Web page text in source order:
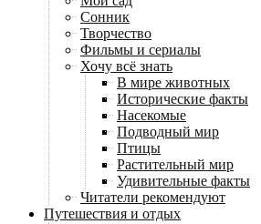
Сонник
Творчество
Фильмы и сериалы
Хочу всё знать
В мире животных
Исторические факты
Насекомые
Подводный мир
Птицы
Растительный мир
Удивительные факты
Читатели рекомендуют
Путешествия и отдых